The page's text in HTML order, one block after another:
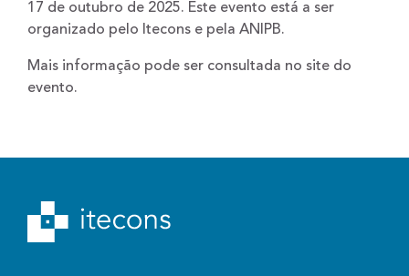
17 de outubro de 2025. Este evento está a ser
organizado pelo Itecons e pela ANIPB.
Mais informação pode ser consultada no site do
evento.